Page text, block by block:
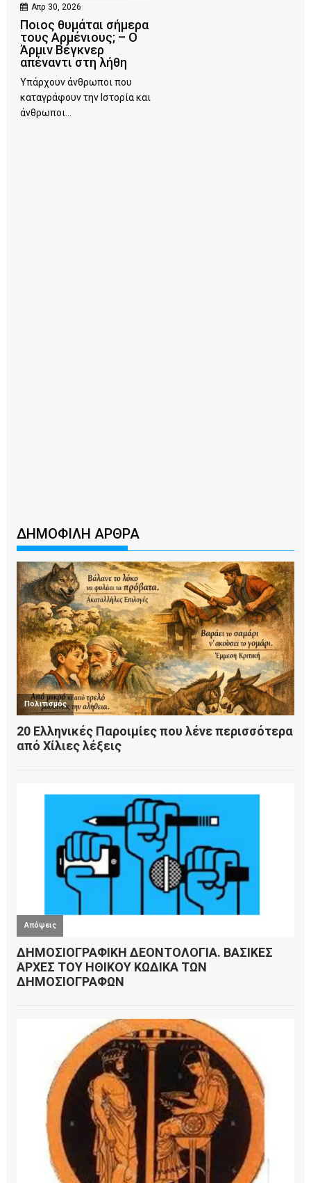
Απρ 30, 2026
Ποιος θυμάται σήμερα
τους Αρμένιους; – Ο
Άρμιν Βέγκνερ
απέναντι στη λήθη
Υπάρχουν άνθρωποι που
καταγράφουν την Ιστορία και
άνθρωποι...
ΔΗΜΟΦΙΛΗ ΑΡΘΡΑ